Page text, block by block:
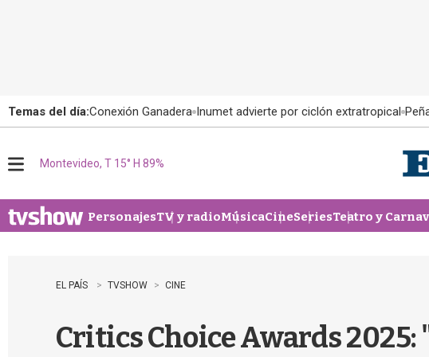
Temas del día:Conexión Ganadera Inumet advierte por ciclón extratropical
u
Montevideo, T 15° H 89%
PersonajesTV y radioMúsicaCineSeriesTeatro y
EL PAÍS TVSHOW CINE
Critics Choice Awards